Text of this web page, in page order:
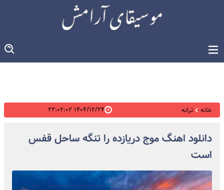
خانه ترانه ۱۴۰۴/۱۲/۲۴ ۲۲:۰۲:۰۲
دانلود اهنگ موج دریازده را تنگه ساحل قفس
است